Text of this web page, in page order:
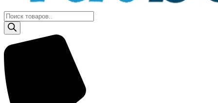
Поиск
товаров